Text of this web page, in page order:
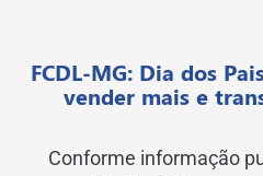
FCDL-MG: Dia dos
vender mais e
Conforme informação